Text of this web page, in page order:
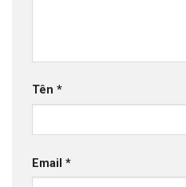
Tên *
Email *